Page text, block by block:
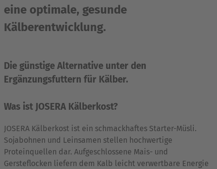
eine optimale, gesunde
Kälberentwicklung.
Die günstige Alternative unter den
Ergänzungsfuttern für Kälber.
Was ist JOSERA Kälberkost?
JOSERA Kälberkost ist ein schmackhaftes Starter-Müsli.
Sojabohnen und Leinsamen stellen hochwertige
Proteinquellen dar. Aufgeschlossene Mais- und
Gersteflocken liefern dem Kalb leicht verwertbare Energie